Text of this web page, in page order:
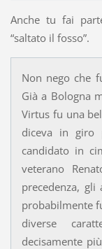
Anche tu fai
“saltato il fosso”.
Non nego che
Già a Bologna
Virtus fu una
diceva in giro
candidato in
veterano
precedenza,
probabilmente
diverse
decisamente